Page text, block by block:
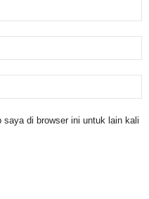
di browser ini untuk lain kali